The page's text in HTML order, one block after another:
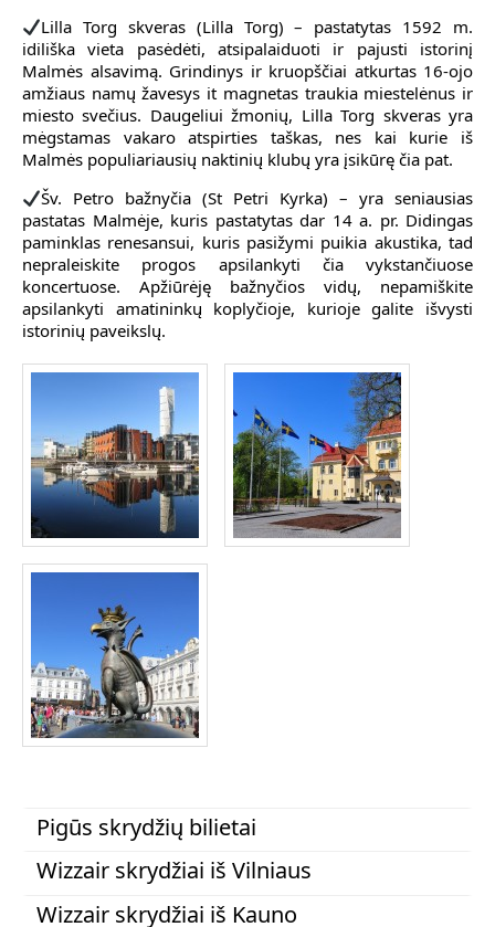
Lilla Torg skveras (Lilla Torg) – pastatytas 1592 m.
idiliška vieta pasėdėti, atsipalaiduoti ir pajusti istorinį
Malmės alsavimą. Grindinys ir kruopščiai atkurtas 16-ojo
amžiaus namų žavesys it magnetas traukia miestelėnus ir
miesto svečius. Daugeliui žmonių, Lilla Torg skveras yra
mėgstamas vakaro atspirties taškas, nes kai kurie iš
Malmės populiariausių naktinių klubų yra įsikūrę čia pat.
Šv. Petro bažnyčia (St Petri Kyrka) – yra seniausias
pastatas Malmėje, kuris pastatytas dar 14 a. pr. Didingas
paminklas renesansui, kuris pasižymi puikia akustika, tad
nepraleiskite progos apsilankyti čia vykstančiuose
koncertuose. Apžiūrėję bažnyčios vidų, nepamiškite
apsilankyti amatininkų koplyčioje, kurioje galite išvysti
istorinių paveikslų.
Pigūs skrydžių bilietai
Wizzair skrydžiai iš Vilniaus
Wizzair skrydžiai iš Kauno